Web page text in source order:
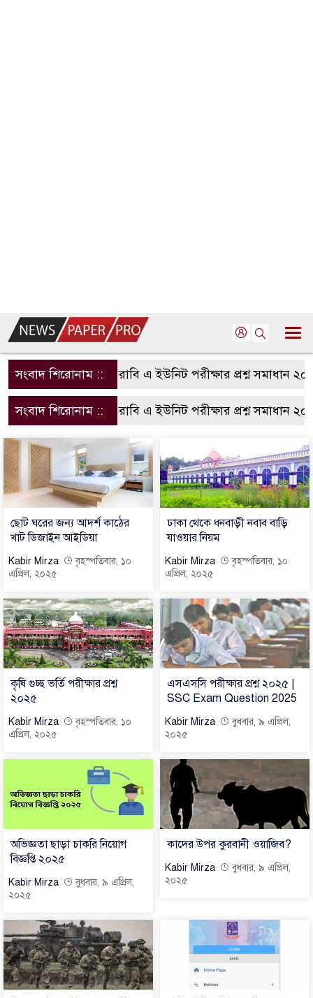
সংবাদ শিরোনাম :: রাবি এ ইউনিট পরীক্ষার প্রশ্ন সমাধান
সংবাদ শিরোনাম :: রাবি এ ইউনিট পরীক্ষার প্রশ্ন সমাধান
ছোট ঘরের জন্য আদর্শ কাঠের
খাট ডিজাইন আইডিয়া
Kabir Mirza
বৃহস্পতিবার, ১০
এপ্রিল, ২০২৫
ঢাকা থেকে ধনবাড়ী নবাব বাড়ি
যাওয়ার নিয়ম
Kabir Mirza
বৃহস্পতিবার, ১০
এপ্রিল, ২০২৫
কৃষি গুচ্ছ ভর্তি পরীক্ষার প্রশ্ন
২০২৫
Kabir Mirza
বৃহস্পতিবার, ১০
এপ্রিল, ২০২৫
এসএসসি পরীক্ষার প্রশ্ন ২০২৫ |
SSC Exam Question 2025
Kabir Mirza
বুধবার, ৯ এপ্রিল,
২০২৫
অভিজ্ঞতা ছাড়া চাকরি নিয়োগ
বিজ্ঞপ্তি ২০২৫
Kabir Mirza
বুধবার, ৯ এপ্রিল,
২০২৫
কাদের উপর কুরবানী ওয়াজিব?
Kabir Mirza
বুধবার, ৯ এপ্রিল,
২০২৫